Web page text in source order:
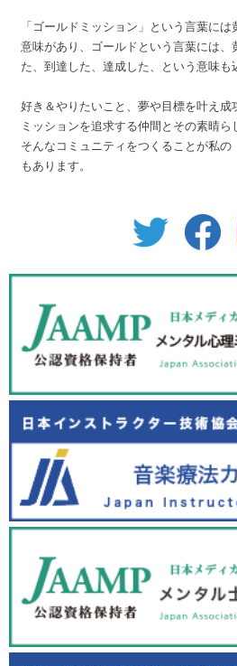
「ゴールドミッション」という言葉に
意味があり、ゴールドという言葉には、
た、到達した、達成した、という意味も
好き＆やりたいこと、夢や目標を叶え成
ミッションを追求する仲間とその素晴ら
そんなコミュニティをつくることが私
もあります。